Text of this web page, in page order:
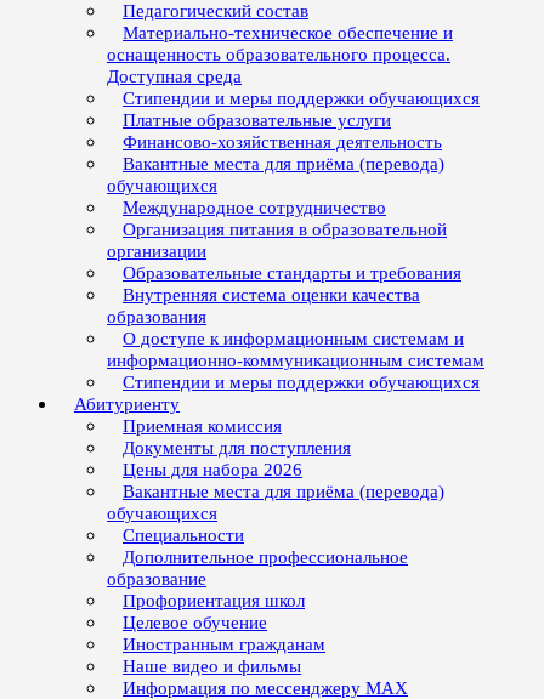
Педагогический состав
Материально-техническое обеспечение и
оснащенность образовательного процесса.
Доступная среда
Стипендии и меры поддержки обучающихся
Платные образовательные услуги
Финансово-хозяйственная деятельность
Вакантные места для приёма (перевода)
обучающихся
Международное сотрудничество
Организация питания в образовательной
организации
Образовательные стандарты и требования
Внутренняя система оценки качества
образования
О доступе к информационным системам и
информационно-коммуникационным системам
Стипендии и меры поддержки обучающихся
Абитуриенту
Приемная комиссия
Документы для поступления
Цены для набора 2026
Вакантные места для приёма (перевода)
обучающихся
Специальности
Дополнительное профессиональное
образование
Профориентация школ
Целевое обучение
Иностранным гражданам
Наше видео и фильмы
Информация по мессенджеру MAX